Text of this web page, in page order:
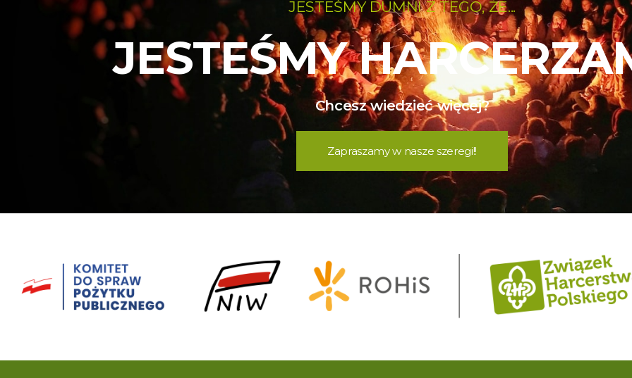
JESTEŚMY DUMNI Z TEGO, ŻE...
JESTEŚMY
Chcesz wiedzieć więcej?
Zapraszamy w nasze szeregi!!